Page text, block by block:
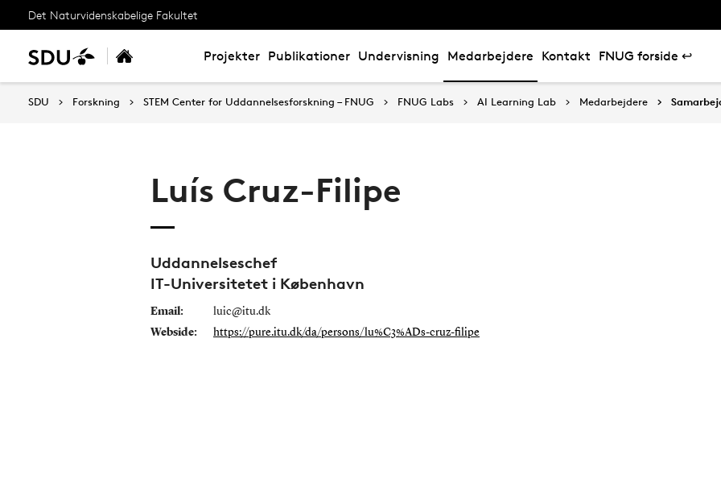
Det Naturvidenskabelige Fakultet
Projekter Publikationer Undervisning Medarbejdere Kontakt FNUG forside ↩
SDU Forskning STEM Center for Uddannelsesforskning – FNUG FNUG Labs AI Learning Lab Medarbejdere
Luís Cruz-Filipe
Uddannelseschef
IT-Universitetet i København
Email:
luic@itu.dk
Webside:
https://pure.itu.dk/da/persons/lu%C3%ADs-cruz-filipe